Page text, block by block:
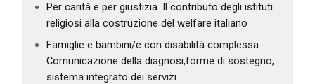
Per carità e per giustizia. Il contributo degli istituti
religiosi alla costruzione del welfare italiano
Famiglie e bambini/e con disabilità complessa.
Comunicazione della diagnosi,forme di sostegno,
sistema integrato dei servizi